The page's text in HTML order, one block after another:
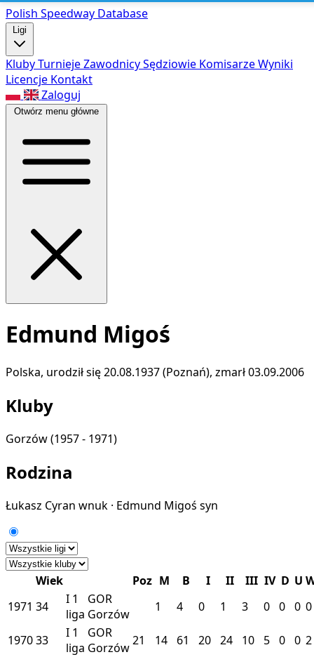
Polish Speedway Database
Ligi
KlubyTurniejeZawodnicySędziowie KomisarzeWyniki
Licencje Kontakt
Zaloguj
Otwórz menu główne
Edmund Migoś
Polska, urodził się 20.08.1937 (Poznań), zmarł 03.09.2006
Kluby
Gorzów(1957 - 1971)
Rodzina
Łukasz Cyran wnuk · Edmund Migoś syn
Wiek Poz M B I II III IV D U
1971 34 I 1
liga
GOR
Gorzów
1 4 0 1 3 0 0 0 0
197033 I 1
liga
GOR
Gorzów21 14 61 20 24 10 5 0 0 2